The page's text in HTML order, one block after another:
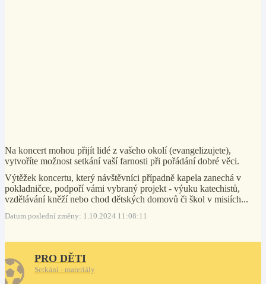
Na koncert mohou přijít lidé z vašeho okolí (evangelizujete),
vytvoříte možnost setkání vaší farnosti při pořádání dobré věci.
Výtěžek koncertu, který návštěvníci případně kapela zanechá v
pokladničce, podpoří vámi vybraný projekt - výuku katechistů,
vzdělávání kněží nebo chod dětských domovů či škol v misiích...
Datum poslední změny: 1.10.2024 11:08:11
PRO DĚTI
Setkání - materiály